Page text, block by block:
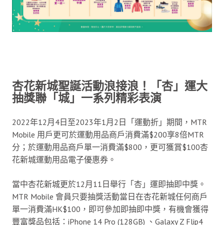
杏花新城聖誕活動浪接浪！「杏」運大
抽獎聯「城」一系列精彩表演
2022年12月4日至2023年1月2日「運動折」期間，MTR
Mobile 用戶更可於運動用品商戶消費滿$200享8倍MTR
分；於運動用品商戶單一消費滿$800，更可獲賞$100杏
花新城運動用品電子優惠券。
當中杏花新城更於12月11日舉行「杏」運即抽即中獎。
MTR Mobile 會員只要抽獎活動當日在杏花新城任何商戶
單一消費滿HK$100，即可參加即抽即中獎，有機會獲得
豐富獎品包括：iPhone 14 Pro (128GB) 、Galaxy Z Flip4